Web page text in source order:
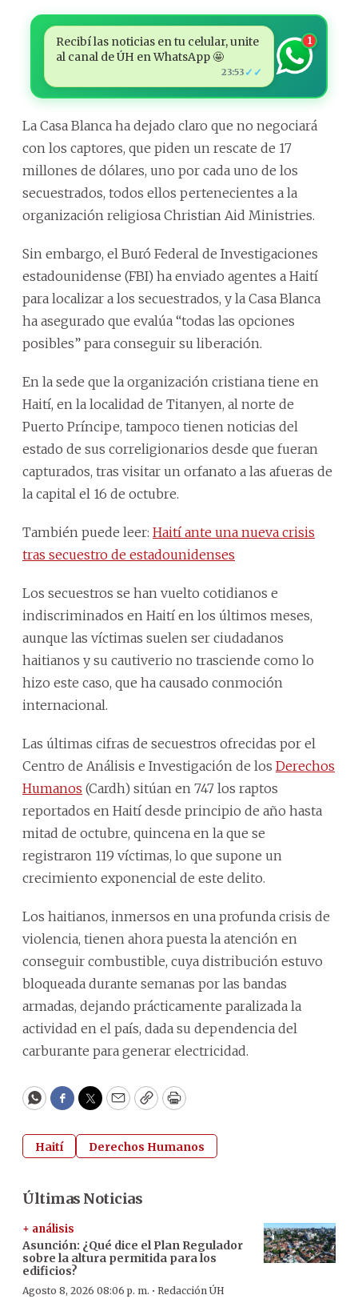
Recibí las noticias en tu celular, unite
al canal de ÚH en WhatsApp 🤩
23:53 ✓✓
1
La Casa Blanca ha dejado claro que no negociará
con los captores, que piden un rescate de 17
millones de dólares, uno por cada uno de los
secuestrados, todos ellos pertenecientes a la
organización religiosa Christian Aid Ministries.
Sin embargo, el Buró Federal de Investigaciones
estadounidense (FBI) ha enviado agentes a Haití
para localizar a los secuestrados, y la Casa Blanca
ha asegurado que evalúa “todas las opciones
posibles” para conseguir su liberación.
En la sede que la organización cristiana tiene en
Haití, en la localidad de Titanyen, al norte de
Puerto Príncipe, tampoco tienen noticias del
estado de sus correligionarios desde que fueran
capturados, tras visitar un orfanato a las afueras de
la capital el 16 de octubre.
También puede leer: Haití ante una nueva crisis
tras secuestro de estadounidenses
Los secuestros se han vuelto cotidianos e
indiscriminados en Haití en los últimos meses,
aunque las víctimas suelen ser ciudadanos
haitianos y su cautiverio no trasciende como lo
hizo este caso, que ha causado conmoción
internacional.
Las últimas cifras de secuestros ofrecidas por el
Centro de Análisis e Investigación de los Derechos
Humanos (Cardh) sitúan en 747 los raptos
reportados en Haití desde principio de año hasta
mitad de octubre, quincena en la que se
registraron 119 víctimas, lo que supone un
crecimiento exponencial de este delito.
Los haitianos, inmersos en una profunda crisis de
violencia, tienen ahora puesta la atención en
conseguir combustible, cuya distribución estuvo
bloqueada durante semanas por las bandas
armadas, dejando prácticamente paralizada la
actividad en el país, dada su dependencia del
carburante para generar electricidad.
WhatsApp
Facebook
Twitter
EmailCopyPrint
Haití Derechos Humanos
Últimas Noticias
+ análisis
Asunción: ¿Qué dice el Plan Regulador
sobre la altura permitida para los
edificios?
Agosto 8, 2026 08:06 p. m. · Redacción ÚH